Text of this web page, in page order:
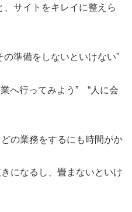
、サイトをキレイに整えら
準備をしないといけない”
へ行ってみよう” “人に会
の業務をするにも時間がか
になるし、畳まないといけ